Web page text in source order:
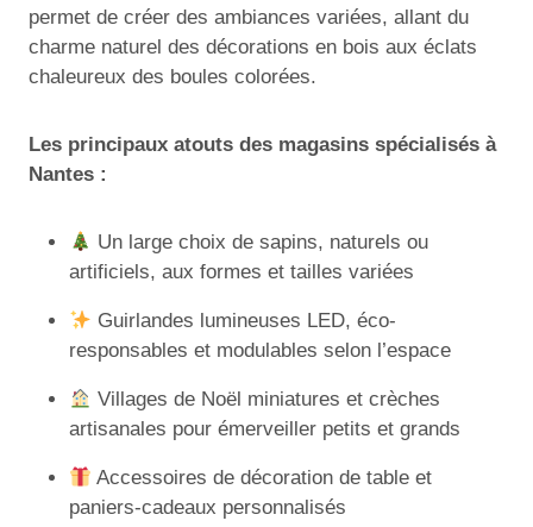
permet de créer des ambiances variées, allant du
charme naturel des décorations en bois aux éclats
chaleureux des boules colorées.
Les principaux atouts des magasins spécialisés à
Nantes :
Un large choix de sapins, naturels ou
artificiels, aux formes et tailles variées
Guirlandes lumineuses LED, éco-
responsables et modulables selon l’espace
Villages de Noël miniatures et crèches
artisanales pour émerveiller petits et grands
Accessoires de décoration de table et
paniers-cadeaux personnalisés